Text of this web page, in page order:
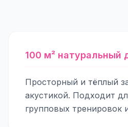
100 м² натуральный
Просторный и тёплый
акустикой. Подходит
групповых тренировок